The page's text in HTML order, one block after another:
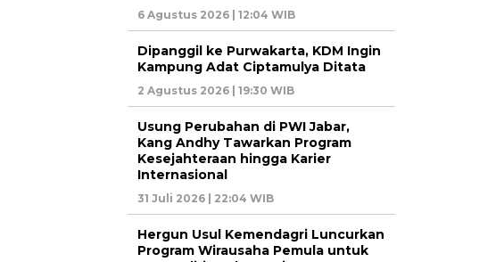
6 Agustus 2026 | 12:04 WIB
Dipanggil ke Purwakarta, KDM Ingin
Kampung Adat Ciptamulya Ditata
2 Agustus 2026 | 19:30 WIB
Usung Perubahan di PWI Jabar,
Kang Andhy Tawarkan Program
Kesejahteraan hingga Karier
Internasional
31 Juli 2026 | 22:04 WIB
Hergun Usul Kemendagri Luncurkan
Program Wirausaha Pemula untuk